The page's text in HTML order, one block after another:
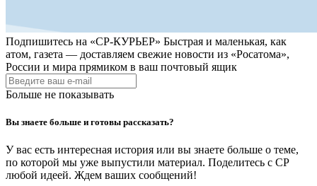
Подпишитесь на «СР-КУРЬЕР» Быстрая и маленькая, как
атом, газета — доставляем свежие новости из «Росатома»,
России и мира прямиком в ваш почтовый ящик
Больше не показывать
Вы знаете больше и готовы рассказать?
У вас есть интересная история или вы знаете больше о теме,
по которой мы уже выпустили материал. Поделитесь с СР
любой идеей. Ждем ваших сообщений!